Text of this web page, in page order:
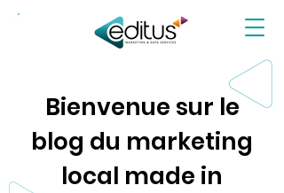
Bienvenue sur le
blog du marketing
local made in